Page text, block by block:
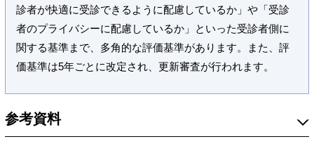
診者が快適に受診できるように配慮しているか」や「受診
者のプライバシーに配慮しているか」といった受診者側に
関する基準まで、多角的な評価基準があります。また、評
価基準は5年ごとに改定され、更新審査が行われます。
参考資料